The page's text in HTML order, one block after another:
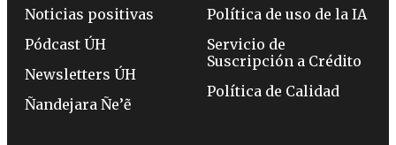
Noticias positivas
Pódcast ÚH
Newsletters ÚH
Ñandejara Ñe’ẽ
Política de uso de la IA
Servicio de
Suscripción a Crédito
Política de Calidad